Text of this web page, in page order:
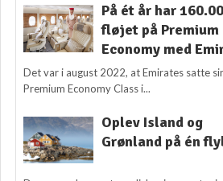
På ét år har
fløjet på Premium
Economy med
Det var i august 2022, at Emirates satte
Premium Economy Class i...
Oplev Island og
Grønland på én